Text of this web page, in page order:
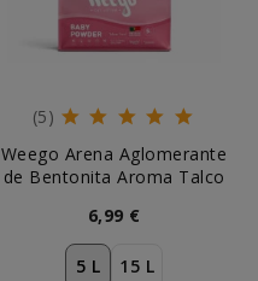
(5)
Weego Arena Aglomerante
de Bentonita Aroma Talco
6,99 €
5 L 15 L